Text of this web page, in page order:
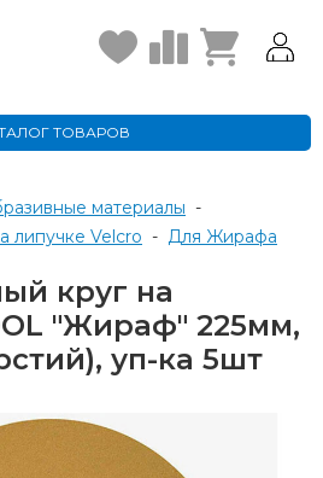
ТОВАРОВ
материалы -
липучке Velcro - для Жирафа
круг на
"Жираф" 225мм,
уп-ка 5шт